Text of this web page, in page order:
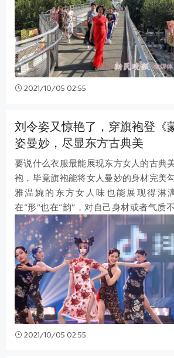
2021/10/05 02:55
刘令姿又惊艳了，穿旗袍登《
姿曼妙，尽显东方古典美
要说什么衣服最能展现东方女人的古典
袍，毕竟旗袍能将女人曼妙的身材完美
雅温婉的东方女人味也能展现得淋
在“形”也在“韵”，对自己身材或者气质
易不敢尝试，而能将旗袍穿得惊艳的人
2021/10/05 02:55